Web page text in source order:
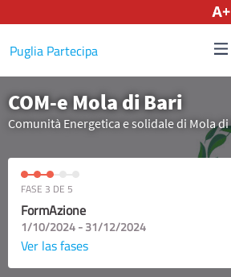
Puglia Partecipa
COM-e Mola di Bari
Comunità Energetica e solidale di Mola di
FASE 3 DE 5
FormAzione
1/10/2024 - 31/12/2024
Ver las fases